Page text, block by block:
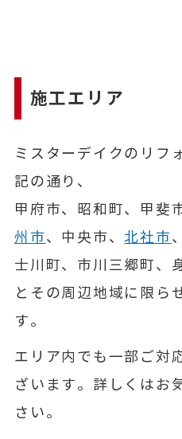
施工エリア
ミスターデイクのリフ
記の通り、
甲府市、昭和町、甲斐
州市、中央市、北社市、
士川町、市川三郷町、
とその周辺地域に限ら
す。
エリア内でも一部ご対
ざいます。詳しくはお
さい。